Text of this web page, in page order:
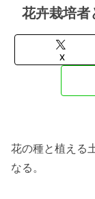
花卉栽培者
X
花の種と植える
なる。